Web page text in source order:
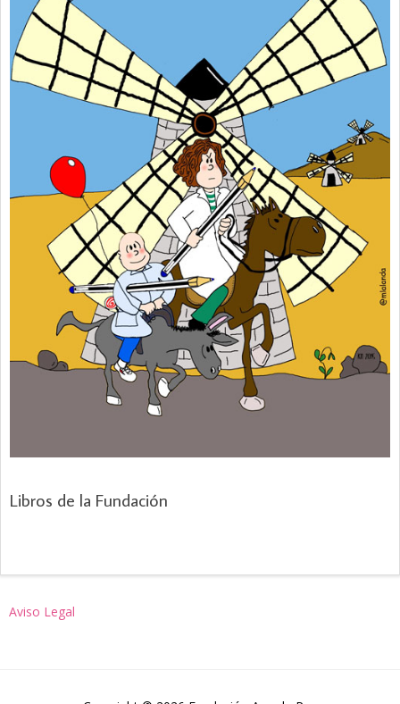
Libros de la Fundación
Aviso Legal